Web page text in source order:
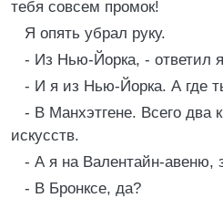
тебя совсем промок!
Я опять убрал руку.
- Из Нью-Йорка, - ответил
- И я из Нью-Йорка. А где
- В Манхэтгене. Всего два
искусств.
- А я на Валентайн-авеню,
- В Бронксе, да?